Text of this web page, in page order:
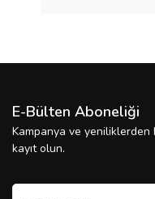
E-Bülten Aboneliği
Kampanya ve
kayıt olun.